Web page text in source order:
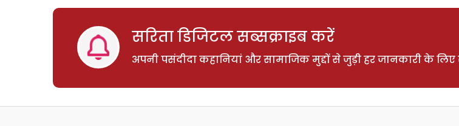
सरिता डिजिटल सब्सक्राइब करें
अपनी पसंदीदा कहानियां और सामाजिक मुद्दों से जुड़ी हर जानकारी के